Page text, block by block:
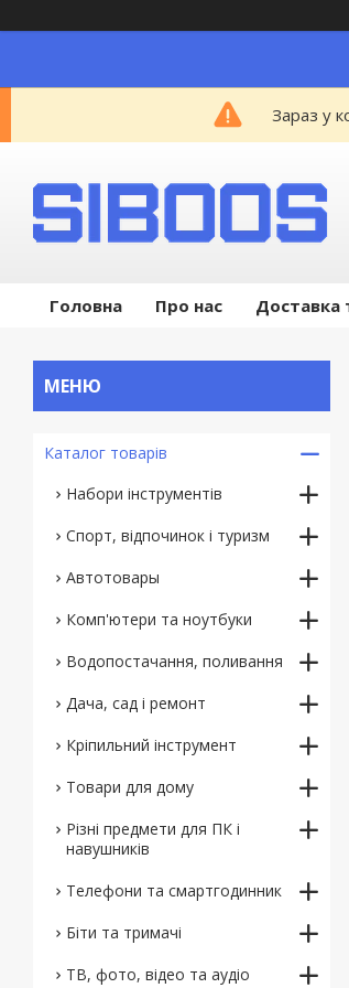
Зараз у
Головна Про нас Доставка
Каталог товарів
Набори інструментів
Спорт, відпочинок і туризм
Автотовары
Комп'ютери та ноутбуки
Водопостачання, поливання
Дача, сад і ремонт
Кріпильний інструмент
Товари для дому
Різні предмети для ПК і
навушників
Телефони та смартгодинник
Біти та тримачі
ТВ, фото, відео та аудіо